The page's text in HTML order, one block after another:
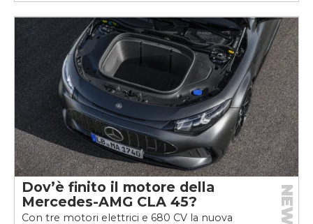
Dov’è finito il motore della
Mercedes-AMG CLA 45?
Con tre motori elettrici e 680 CV la nuova NEWS